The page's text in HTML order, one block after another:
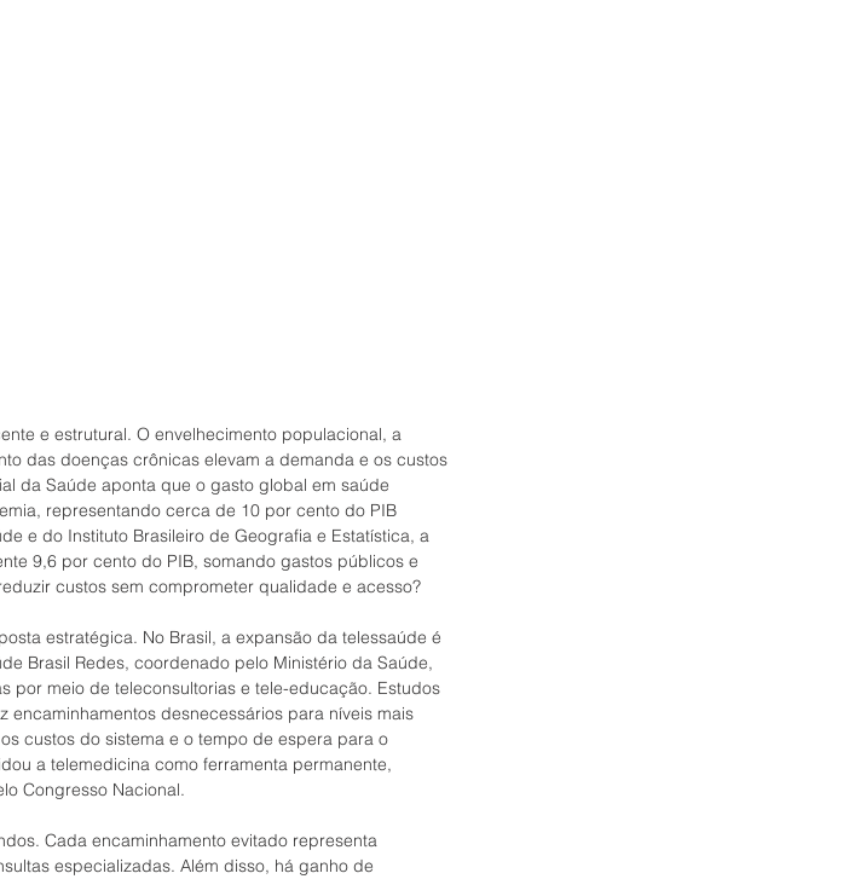
e estrutural. O envelhecimento populacional, a
das doenças crônicas elevam a demanda e os custos
da Saúde aponta que o gasto global em saúde
representando cerca de 10 por cento do PIB
e do Instituto Brasileiro de Geografia e Estatística, a
9,6 por cento do PIB, somando gastos públicos e
custos sem comprometer qualidade e acesso?
estratégica. No Brasil, a expansão da telessaúde é
Brasil Redes, coordenado pelo Ministério da Saúde,
por meio de teleconsultorias e tele-educação. Estudos
desnecessários para níveis mais
custos do sistema e o tempo de espera para o
a telemedicina como ferramenta permanente,
Congresso Nacional.
Cada encaminhamento evitado representa
especializadas. Além disso, há ganho de